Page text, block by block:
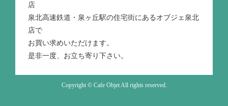
店
泉北高速鉄道・泉ヶ丘駅の住宅街にあるオブジェ泉北
店で
お買い求めいただけます。
是非一度、お立ち寄り下さい。
Copyright © Cafe Objet All rights reserved.